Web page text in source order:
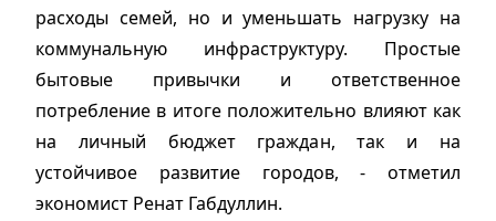
расходы семей, но и уменьшать нагрузку на
коммунальную инфраструктуру. Простые
бытовые привычки и ответственное
потребление в итоге положительно влияют как
на личный бюджет граждан, так и на
устойчивое развитие городов, - отметил
экономист Ренат Габдуллин.